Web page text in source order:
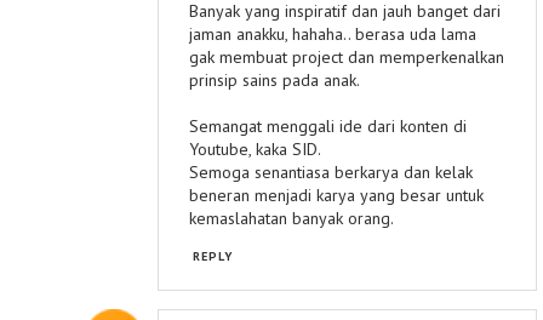
Banyak yang inspiratif dan jauh banget dari
jaman anakku, hahaha.. berasa uda lama
gak membuat project dan memperkenalkan
prinsip sains pada anak.
Semangat menggali ide dari konten di
Youtube, kaka SID.
Semoga senantiasa berkarya dan kelak
beneran menjadi karya yang besar untuk
kemaslahatan banyak orang.
REPLY